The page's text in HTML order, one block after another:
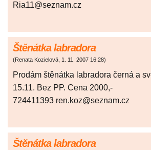
Ria11@seznam.cz
Štěnátka labradora
(Renata Kozielová, 1. 11. 2007 16:28)
Prodám štěnátka labradora černá a
15.11. Bez PP. Cena 2000,-
724411393 ren.koz@seznam.cz
Štěnátka labradora